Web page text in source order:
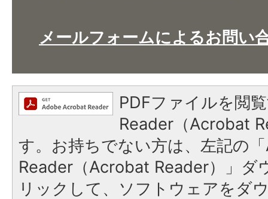
メールフォームによるお問い
PDFファイルを閲
Reader（Acrobat
す。お持ちでない方は、左記の
Reader（Acrobat Reader）」ダ
リックして、ソフトウェアをダ